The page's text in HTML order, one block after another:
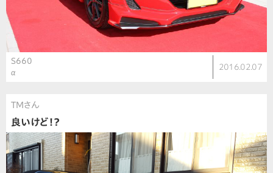
S660
α
2016.02.07
TMさん
良いけど！？